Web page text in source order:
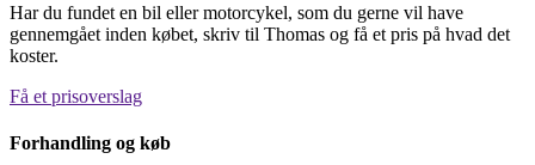
Har du fundet en bil eller motorcykel, som du gerne vil have
gennemgået inden købet, skriv til Thomas og få et pris på hvad det
koster.
Få et prisoverslag
Forhandling og køb